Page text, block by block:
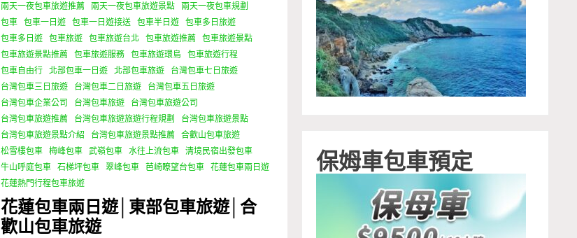
兩天一夜包車旅遊推薦
兩天一夜包車旅遊景點
兩天一夜包車規劃
包車
包車一日遊 包車一日遊接送 包車半日遊
包車多日旅遊
包車多日遊
包車旅遊 包車旅遊台北 包車旅遊推薦
包車旅遊景點
包車旅遊景點推薦
包車旅遊服務 包車旅遊環島
包車旅遊行程
包車自由行
北部包車一日遊 北部包車旅遊
台灣包車七日旅遊
台灣包車三日旅遊
台灣包車二日旅遊
台灣包車五日旅遊
台灣包車企業公司
台灣包車旅遊
台灣包車旅遊公司
台灣包車旅遊推薦
台灣包車旅遊旅遊行程規劃
台灣包車旅遊景點
台灣包車旅遊景點介紹
台灣包車旅遊景點推薦
合歡山包車旅遊
松雪樓包車
梅峰包車 武嶺包車 水往上流包車
清境民宿出發包車
牛山呼庭包車
石梯坪包車 翠峰包車 芭崎瞭望台包車
花蓮包車兩日遊
花蓮熱門行程包車旅遊
花蓮包車兩日遊│東部包車旅遊│合
歡山包車旅遊
保姆車包車預定